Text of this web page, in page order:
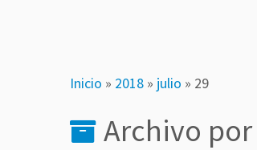
Inicio » 2018 » julio » 29
Archivo por